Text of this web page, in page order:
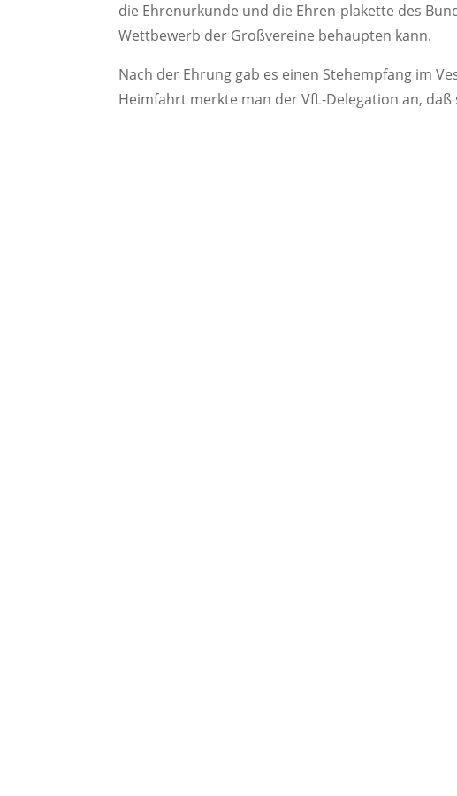
die Ehrenurkunde und die Ehren-plakette des
Wettbewerb der Großvereine behaupten kann.
Nach der Ehrung gab es einen Stehempfang im
Heimfahrt merkte man der VfL-Delegation an,